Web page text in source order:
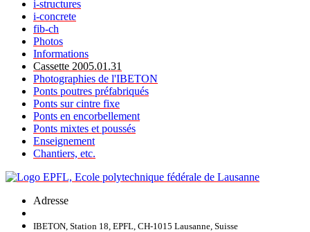
i-structures
i-concrete
fib-ch
Photos
Informations
Cassette 2005.01.31
Photographies de l'IBETON
Ponts poutres préfabriqués
Ponts sur cintre fixe
Ponts en encorbellement
Ponts mixtes et poussés
Enseignement
Chantiers, etc.
Adresse
IBETON, Station 18, EPFL, CH-1015 Lausanne, Suisse